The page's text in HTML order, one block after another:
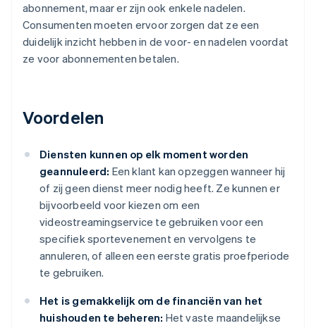
abonnement, maar er zijn ook enkele nadelen.
Consumenten moeten ervoor zorgen dat ze een
duidelijk inzicht hebben in de voor- en nadelen voordat
ze voor abonnementen betalen.
Voordelen
Diensten kunnen op elk moment worden
geannuleerd: Een klant kan opzeggen wanneer hij
of zij geen dienst meer nodig heeft. Ze kunnen er
bijvoorbeeld voor kiezen om een
videostreamingservice te gebruiken voor een
specifiek sportevenement en vervolgens te
annuleren, of alleen een eerste gratis proefperiode
te gebruiken.
Het is gemakkelijk om de financiën van het
huishouden te beheren: Het vaste maandelijkse